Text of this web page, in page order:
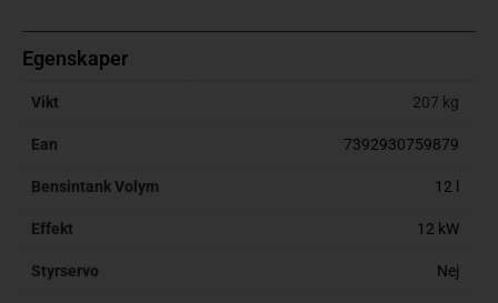
Egenskaper
Vikt 207 kg
Ean 7392930759879
Bensintank Volym 12 l
Effekt 12 kW
Styrservo Nej